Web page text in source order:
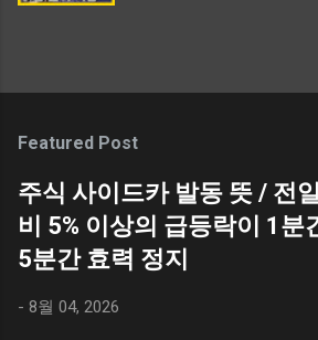
계 `로 이해할 수 있다. `
해 한자와 영어 단어를
Hunters ` 귀문과 혼문 `이
개한 애니메이션 ` 케이
KPOP Demon Hunters) `
에서 언급하는 `귀문과 혼
캡쳐 후 자동 저장 `한다.
한 이미지들이 저장되어
수 있다. 탐색기 > 사진 >
우키 + S / 윈도우 캡쳐도
화면을 캡쳐할 때 사용하
윈도우키 + S `이다. 화면
기본값은 픽셀이다. 단
로 제공하는 엑셀과 비슷
수 있다. 조금 불편할 따
스프레드시트에서 문서를
는 다른 불편함이 있는데
이 그렇다. 마이크로소프
Featured Post
주식 사이드카 발동 뜻 / 전
비 5% 이상의 급등락이 1분
5분간 효력 정지
- 8월 04, 2026